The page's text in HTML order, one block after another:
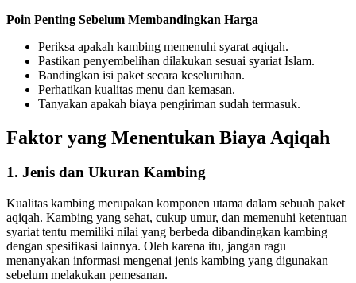
Poin Penting Sebelum Membandingkan Harga
Periksa apakah kambing memenuhi syarat aqiqah.
Pastikan penyembelihan dilakukan sesuai syariat Islam.
Bandingkan isi paket secara keseluruhan.
Perhatikan kualitas menu dan kemasan.
Tanyakan apakah biaya pengiriman sudah termasuk.
Faktor yang Menentukan Biaya Aqiqah
1. Jenis dan Ukuran Kambing
Kualitas kambing merupakan komponen utama dalam sebuah paket
aqiqah. Kambing yang sehat, cukup umur, dan memenuhi ketentuan
syariat tentu memiliki nilai yang berbeda dibandingkan kambing
dengan spesifikasi lainnya. Oleh karena itu, jangan ragu
menanyakan informasi mengenai jenis kambing yang digunakan
sebelum melakukan pemesanan.